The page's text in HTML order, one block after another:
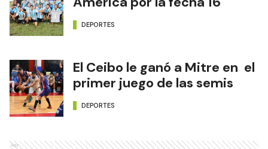
DEPORTES
El Ceibo le ganó a Mitre en el
primer juego de las semis
DEPORTES
Ads